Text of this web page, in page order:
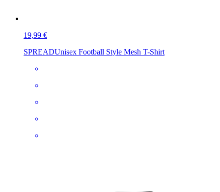
19,99 €
SPREADUnisex Football Style Mesh T-Shirt